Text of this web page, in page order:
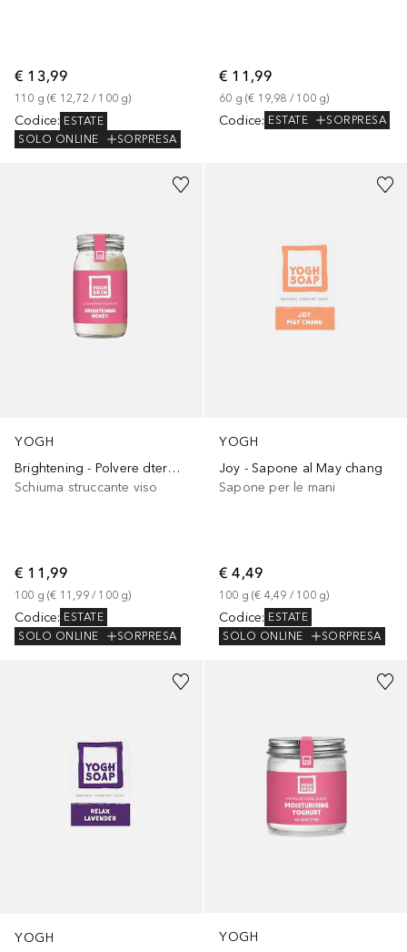
€ 13,99
110 g (€ 12,72 / 100 g)
Codice: ESTATE
SOLO ONLINE
SORPRESA
€ 11,99
60 g (€ 19,98 / 100 g)
Codice: ESTATE SORPRESA
YOGH
Brightening - Polvere dtergente per il viso al Miele
Schiuma struccante viso
€ 11,99
100 g (€ 11,99 / 100 g)
Codice: ESTATE
SOLO ONLINE
SORPRESA
YOGH
Joy - Sapone al May chang
Sapone per le mani
€ 4,49
100 g (€ 4,49 / 100 g)
Codice: ESTATE
SOLO ONLINE
SORPRESA
YOGH YOGH